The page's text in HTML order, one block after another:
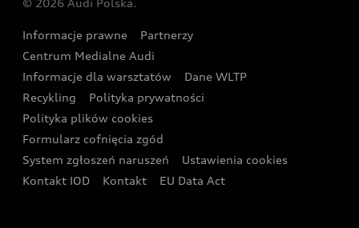
Wyszukaj najbliższego Partnera Audi
Oferta dla przedsiębiorców
Oferta dla klientów prywatnych
Kalkulator rat
Ubezpieczenie
Zasięg
Gwarancja
Akcje serwisowe Audi
Katalog online akcesoriów
Audi i Muzeum Sztuki Nowoczesnej w Warszawie
Audi driving experience
Audi quattro Cup
Audi i Puchar Świata w Skokach Narciarskich w
Zakopanem
© 2026 Audi Polska.
Informacje prawne
Partnerzy
Centrum Medialne Audi
Informacje dla warsztatów
Dane WLTP
Recykling
Polityka prywatności
Polityka plików cookies
Formularz cofnięcia zgód
System zgłoszeń naruszeń
Ustawienia cookies
Kontakt IOD
Kontakt EU Data Act